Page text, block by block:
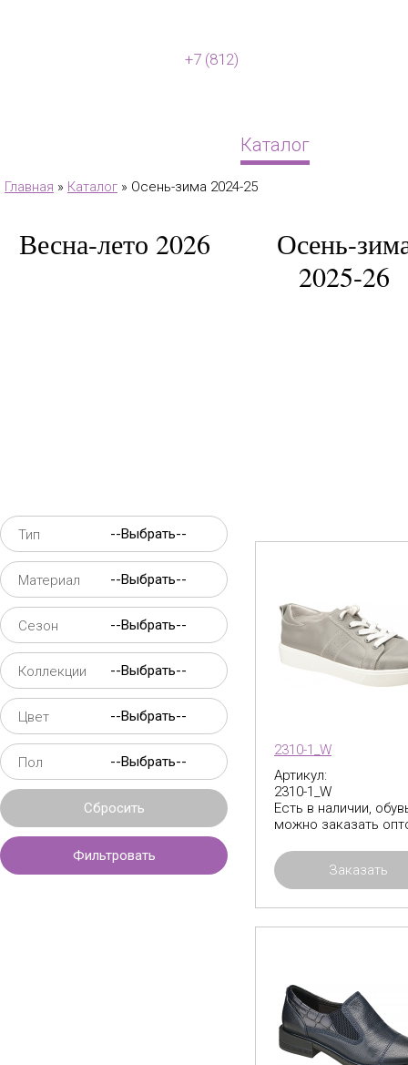
+7 (812)
Каталог
Главная » Каталог » Осень-зима 2024-25
Весна-лето 2026
Осень-
2025-26
Тип
Материал
Сезон
Коллекции
Цвет
Пол
Сбросить
Фильтровать
2310-1_W
Артикул:
2310-1_W
Есть в наличии,
можно заказать
Заказать